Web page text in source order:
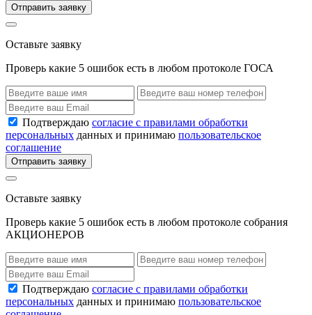
Отправить заявку
Оставьте заявку
Проверь какие 5 ошибок есть в любом протоколе ГОСА
Подтверждаю согласие с правилами обработки
персональных данных и принимаю пользовательское
соглашение
Отправить заявку
Оставьте заявку
Проверь какие 5 ошибок есть в любом протоколе собрания
АКЦИОНЕРОВ
Подтверждаю согласие с правилами обработки
персональных данных и принимаю пользовательское